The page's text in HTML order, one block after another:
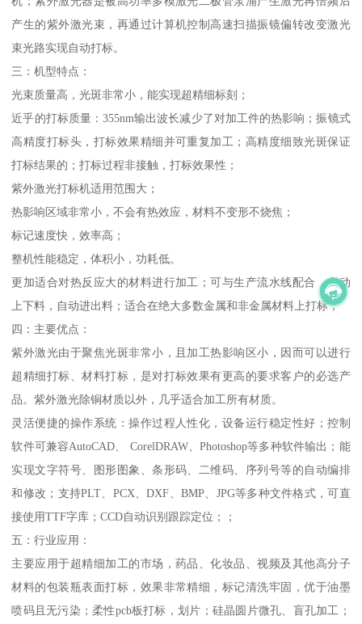
产生的紫外激光束，再通过计算机控制高速扫描振镜偏转改变激光
束光路实现自动打标。
三：机型特点：
光束质量高，光斑非常小，能实现超精细标刻；
近乎的打标质量：355nm输出波长减少了对加工件的热影响；振镜式
高精度打标头，打标效果精细并可重复加工；高精度细致光斑保证
打标结果的；打标过程非接触，打标效果性；
紫外激光打标机适用范围大；
热影响区域非常小，不会有热效应，材料不变形不烧焦；
标记速度快，效率高；
整机性能稳定，体积小，功耗低。
更加适合对热反应大的材料进行加工；可与生产流水线配合，自动
上下料，自动进出料；适合在绝大多数金属和非金属材料上打标；
四：主要优点：
紫外激光由于聚焦光斑非常小，且加工热影响区小，因而可以进行
超精细打标、材料打标，是对打标效果有更高的要求客户的必选产
品。紫外激光除铜材质以外，几乎适合加工所有材质。
灵活便捷的操作系统：操作过程人性化，设备运行稳定性好；控制
软件可兼容AutoCAD、 CorelDRAW、Photoshop等多种软件输出；能
实现文字符号、图形图象、条形码、二维码、序列号等的自动编排
和修改；支持PLT、PCX、DXF、BMP、JPG等多种文件格式，可直
接使用TTF字库；CCD自动识别跟踪定位；；
五：行业应用：
主要应用于超精细加工的市场，药品、化妆品、视频及其他高分子
材料的包装瓶表面打标，效果非常精细，标记清洗牢固，优于油墨
喷码且无污染；柔性pcb板打标，划片；硅晶圆片微孔、盲孔加工；